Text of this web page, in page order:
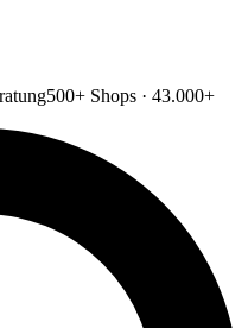
500+ Shops · 43.000+